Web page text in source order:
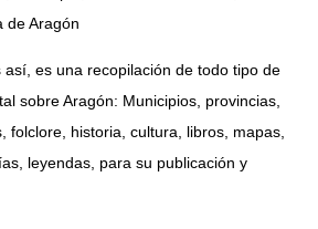
de Aragón
así, es una recopilación de todo tipo de
sobre Aragón: Municipios, provincias,
folclore, historia, cultura, libros, mapas,
leyendas, para su publicación y